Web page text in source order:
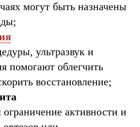
могут быть назначены
ультразвук и
помогают облегчить
восстановление;
ограничение активности и